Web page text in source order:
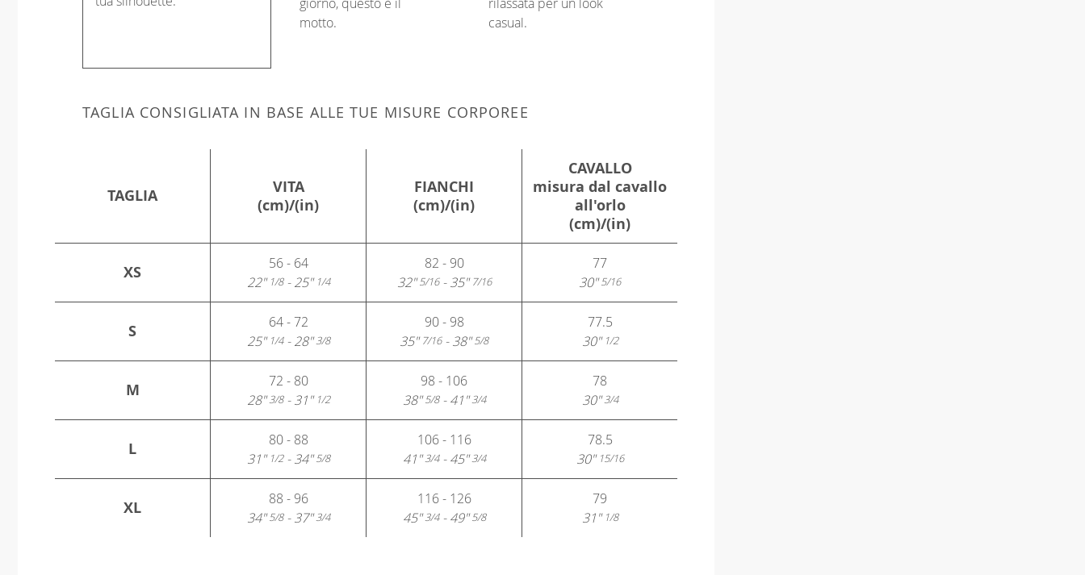
motto.
casual.
TAGLIA CONSIGLIATA IN BASE ALLE TUE MISURE CORPOREE
TAGLIA
VITA
(cm)/(in)
FIANCHI
(cm)/(in)
CAVALLO
misura dal cavallo
all'orlo
(cm)/(in)
XS
56 - 64
22"1/8- 25"1/4
82 - 90
32"5/16- 35"7/16
77
30"5/16
S
64 - 72
25"1/4- 28"3/8
90 - 98
35"7/16- 38"5/8
77.5
30"1/2
M
72 - 80
28"3/8- 31"1/2
98 - 106
38"5/8- 41"3/4
78
30"3/4
L
80 - 88
31"1/2- 34"5/8
106 - 116
41"3/4- 45"3/4
78.5
30"15/16
XL
88 - 96
34"5/8- 37"3/4
116 - 126
45"3/4- 49"5/8
79
31"1/8